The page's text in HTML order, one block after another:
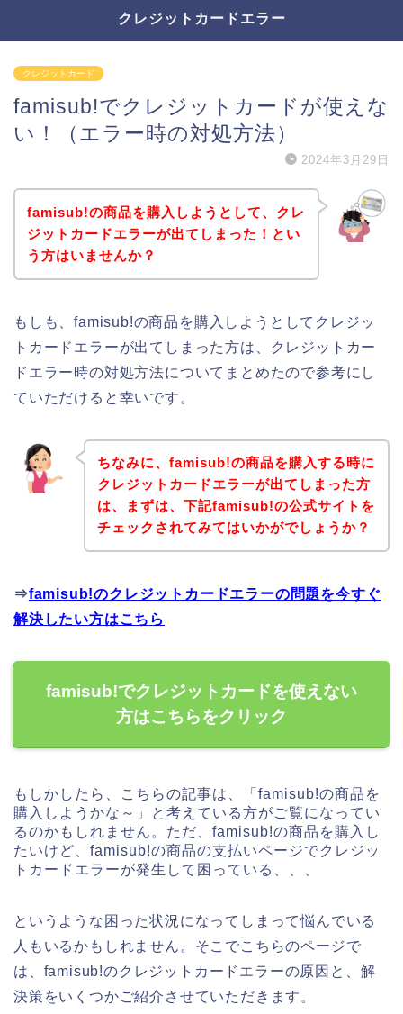
クレジットカードエラー
クレジットカード
famisub!でクレジットカードが使えな
い！（エラー時の対処方法）
2024年3月29日
famisub!の商品を購入しようとして、クレ
ジットカードエラーが出てしまった！とい
う方はいませんか？
もしも、famisub!の商品を購入しようとしてクレジッ
トカードエラーが出てしまった方は、クレジットカー
ドエラー時の対処方法についてまとめたので参考にし
ていただけると幸いです。
ちなみに、famisub!の商品を購入する時に
クレジットカードエラーが出てしまった方
は、まずは、下記famisub!の公式サイトを
チェックされてみてはいかがでしょうか？
⇒famisub!のクレジットカードエラーの問題を今すぐ
解決したい方はこちら
famisub!でクレジットカードを使えない
方はこちらをクリック
もしかしたら、こちらの記事は、「famisub!の商品を
購入しようかな～」と考えている方がご覧になってい
るのかもしれません。ただ、famisub!の商品を購入し
たいけど、famisub!の商品の支払いページでクレジッ
トカードエラーが発生して困っている、、、
というような困った状況になってしまって悩んでいる
人もいるかもしれません。そこでこちらのページで
は、famisub!のクレジットカードエラーの原因と、解
決策をいくつかご紹介させていただきます。